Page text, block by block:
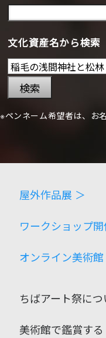
文化資産名から検索
検索
※ペンネーム希望者は、お
屋外作品展 ＞
ワークショップ
オンライン美術館
ちばアート祭につ
美術館で鑑賞する